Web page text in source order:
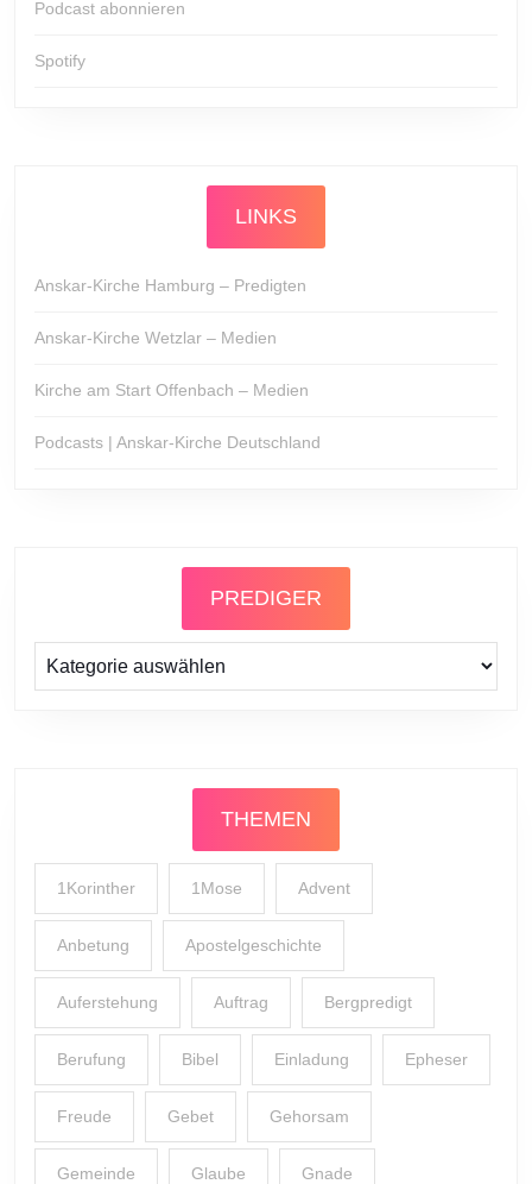
Podcast abonnieren
Spotify
LINKS
Anskar-Kirche Hamburg – Predigten
Anskar-Kirche Wetzlar – Medien
Kirche am Start Offenbach – Medien
Podcasts | Anskar-Kirche Deutschland
PREDIGER
Prediger
THEMEN
1Korinther 1Mose Advent
Anbetung Apostelgeschichte
Auferstehung Auftrag Bergpredigt
Berufung Bibel Einladung Epheser
Freude Gebet Gehorsam
Gemeinde Glaube Gnade